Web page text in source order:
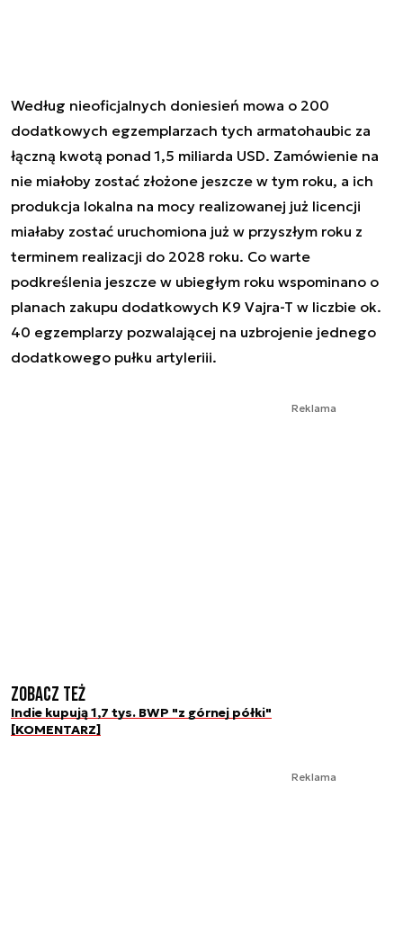
Według nieoficjalnych doniesień mowa o 200
dodatkowych egzemplarzach tych armatohaubic za
łączną kwotą ponad 1,5 miliarda USD. Zamówienie na
nie miałoby zostać złożone jeszcze w tym roku, a ich
produkcja lokalna na mocy realizowanej już licencji
miałaby zostać uruchomiona już w przyszłym roku z
terminem realizacji do 2028 roku. Co warte
podkreślenia jeszcze w ubiegłym roku wspominano o
planach zakupu dodatkowych K9 Vajra-T w liczbie ok.
40 egzemplarzy pozwalającej na uzbrojenie jednego
dodatkowego pułku artyleriii.
Reklama
Zobacz też
Indie kupują 1,7 tys. BWP "z górnej półki"
[KOMENTARZ]
Reklama